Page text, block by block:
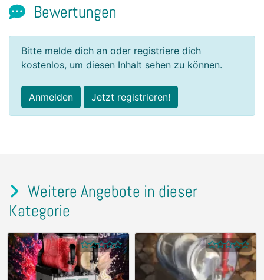
Bewertungen
Bitte melde dich an oder registriere dich
kostenlos, um diesen Inhalt sehen zu können.
Anmelden Jetzt registrieren!
Weitere Angebote in dieser
Kategorie